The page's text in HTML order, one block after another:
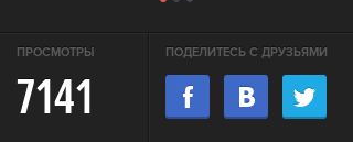
ПРОСМОТРЫ
7141
ПОДЕЛИТЕСЬ С ДРУЗЬЯМИ